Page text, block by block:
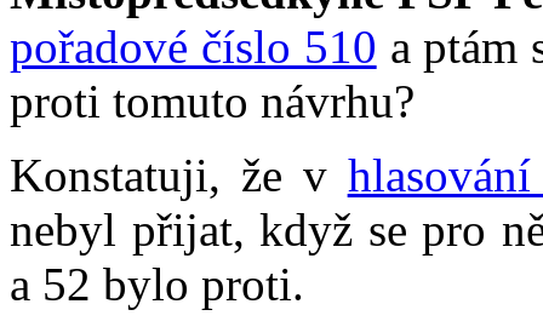
pořadové číslo 510 a ptám
proti tomuto návrhu?
Konstatuji, že v
nebyl přijat, když se pro
a 52 bylo proti.